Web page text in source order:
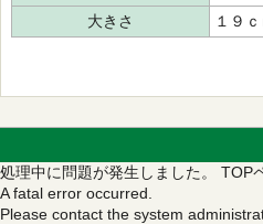
大きさ
１９ｃ
処理中に問題が発生しました。 TOP
A fatal error occurred.
Please contact the system